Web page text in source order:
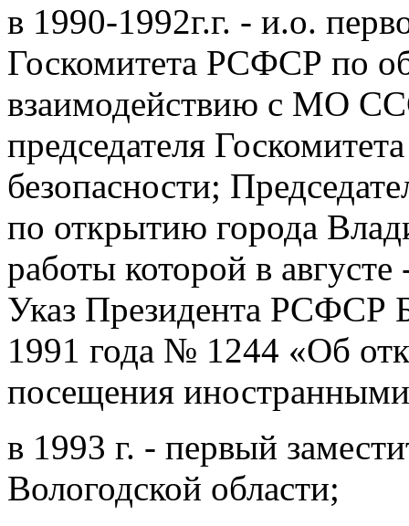
в 1990-1992г.г. - и.о.
Госкомитета РСФСР по
взаимодействию с МО
председателя
безопасности;
по открытию города
работы которой в
Указ Президента РСФСР
1991 года № 1244 «Об
посещения
в 1993 г. - первый
Вологодской области;